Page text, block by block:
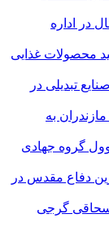
در اداره
محصولات غذایی
تبدیلی در
مازندران به
گروه جهادی
دفاع مقدس در
گرجی